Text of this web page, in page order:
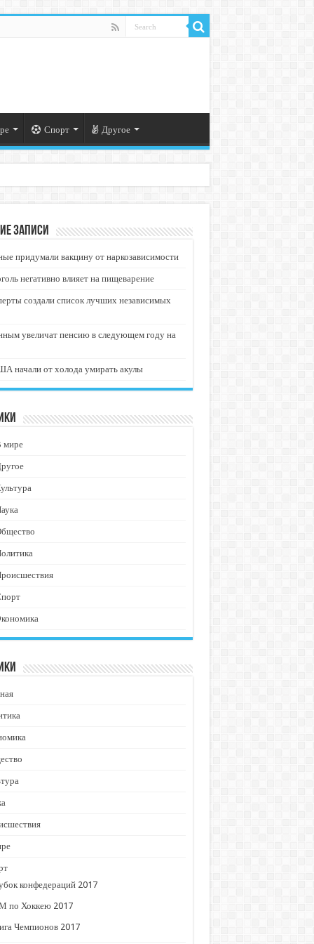
Спорт Другое
записи
придумали вакцину от наркозависимости
негативно влияет на пищеварение
создали список лучших независимых
увеличат пенсию в следующем году на
начали от холода умирать акулы
мире
конфедераций 2017
по Хоккею 2017
Чемпионов 2017